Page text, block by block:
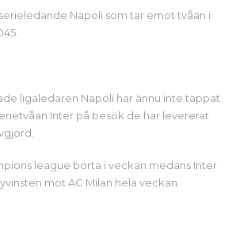
Napoli som tar emot tvåan i
ligaledaren Napoli har ännu inte tappat
Inter på besök de har levererat
league borta i veckan medans Inter
mot AC Milan hela veckan.